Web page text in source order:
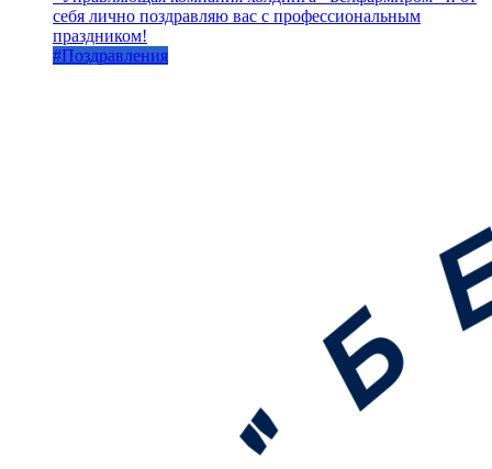
себя лично поздравляю вас с профессиональным
праздником!
#Поздравления